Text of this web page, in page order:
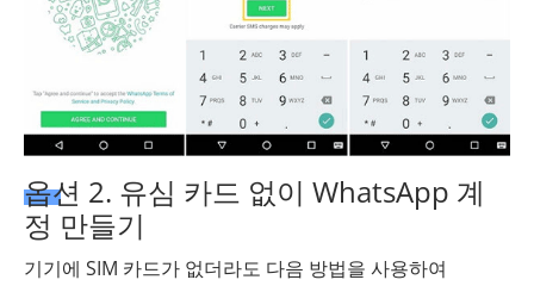
옵션 2. 유심 카드 없이 WhatsApp 계
정 만들기
기기에 SIM 카드가 없더라도 다음 방법을 사용하여